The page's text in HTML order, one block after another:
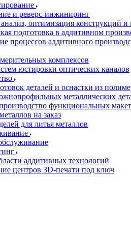
и реверс-инжиниринг
оптимизация конструкций и
подготовка в аддитивном
процессов аддитивного
комплексов
юстировки оптических каналов
деталей и оснастки из
металлических
функциональных
на заказ
для литья металлов
аддитивных технологий
центров 3D-печати под ключ